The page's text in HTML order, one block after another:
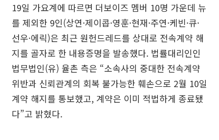
19일 가요계에 따르면 더보이즈 멤버 10명 가운데 뉴
를 제외한 9인(상연·제이콥·영훈·현재·주연·케빈·큐·
선우·에릭)은 최근 원헌드레드를 상대로 전속계약 해
지를 골자로 한 내용증명을 발송했다. 법률대리인인
법무법인(유) 율촌 측은 “소속사의 중대한 전속계약
위반과 신뢰관계의 회복 불가능한 훼손으로 2월 10일
계약 해지를 통보했고, 계약은 이미 적법하게 종료됐
다”고 밝혔다.